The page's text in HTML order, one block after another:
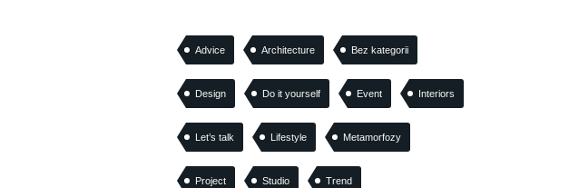
Advice Architecture Bez kategorii
Design Do it yourself Event Interiors
Let’s talk Lifestyle Metamorfozy
Project Studio Trend